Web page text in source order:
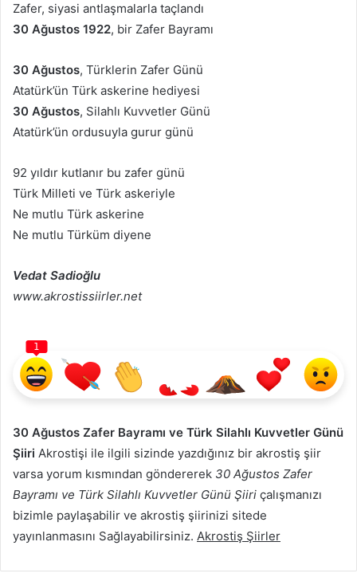
Zafer, siyasi antlaşmalarla taçlandı
30 Ağustos 1922, bir Zafer Bayramı
30 Ağustos, Türklerin Zafer Günü
Atatürk’ün Türk askerine hediyesi
30 Ağustos, Silahlı Kuvvetler Günü
Atatürk’ün ordusuyla gurur günü
92 yıldır kutlanır bu zafer günü
Türk Milleti ve Türk askeriyle
Ne mutlu Türk askerine
Ne mutlu Türküm diyene
Vedat Sadioğlu
www.akrostissiirler.net
1
30 Ağustos Zafer Bayramı ve Türk Silahlı Kuvvetler Günü
Şiiri Akrostişi ile ilgili sizinde yazdığınız bir akrostiş şiir
varsa yorum kısmından göndererek 30 Ağustos Zafer
Bayramı ve Türk Silahlı Kuvvetler Günü Şiiri çalışmanızı
bizimle paylaşabilir ve akrostiş şiirinizi sitede
yayınlanmasını Sağlayabilirsiniz. Akrostiş Şiirler